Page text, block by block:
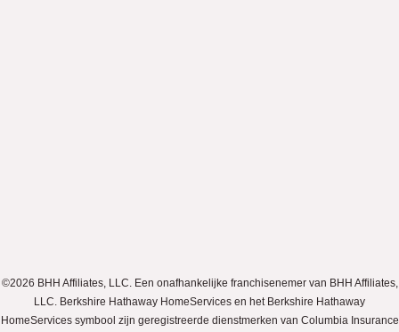
©2026 BHH Affiliates, LLC. Een onafhankelijke franchisenemer van BHH Affiliates,
LLC. Berkshire Hathaway HomeServices en het Berkshire Hathaway
HomeServices symbool zijn geregistreerde dienstmerken van Columbia Insurance